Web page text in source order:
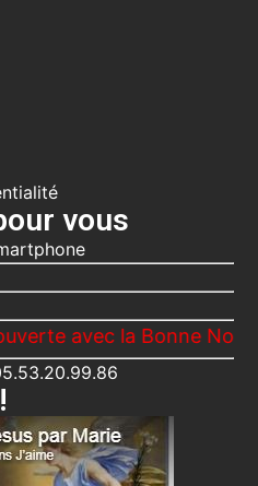
vous
la Bonne Nouvelle,